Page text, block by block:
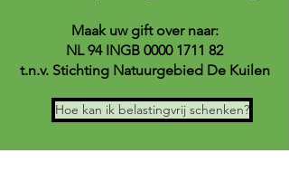
Maak uw gift over naar:
NL 94 INGB 0000 1711 82
t.n.v. Stichting Natuurgebied De Kuilen
Hoe kan ik belastingvrij schenken?